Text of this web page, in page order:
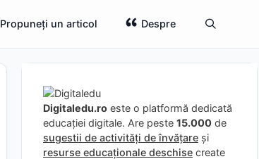
Propuneți un articol Despre
Digitaledu.ro este o platformă dedicată
educației digitale. Are peste 15.000 de
sugestii de activități de învățare și
resurse educaționale deschise create